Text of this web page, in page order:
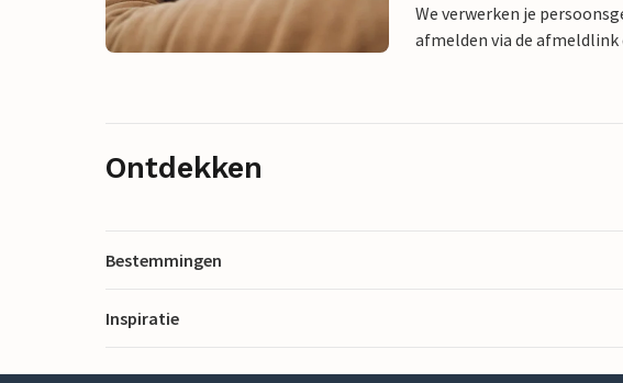
We verwerken je
afmelden via de
Ontdekken
Bestemmingen
Inspiratie